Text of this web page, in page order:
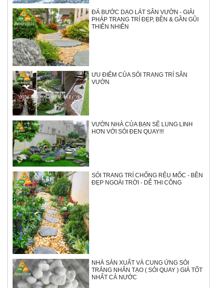
ĐÁ BƯỚC DẠO LÁT SÂN VƯỜN - GIẢI
PHÁP TRANG TRÍ ĐẸP, BỀN & GẦN GŨI
THIÊN NHIÊN
ƯU ĐIỂM CỦA SỎI TRANG TRÍ SÂN
VƯỜN
VƯỜN NHÀ CỦA BẠN SẼ LUNG LINH
HƠN VỚI SỎI ĐEN QUAY!!!
SỎI TRANG TRÍ CHỐNG RÊU MỐC - BỀN
ĐẸP NGOÀI TRỜI - DỄ THI CÔNG
NHÀ SẢN XUẤT VÀ CUNG ỨNG SỎI
TRẮNG NHÂN TẠO ( SỎI QUAY ) GIÁ TỐT
NHẤT CẢ NƯỚC